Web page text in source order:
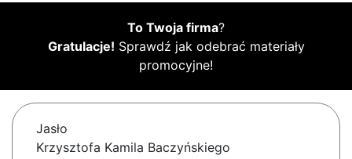
To Twoja firma?
Gratulacje! Sprawdź jak odebrać materiały
promocyjne!
Jasło
Krzysztofa Kamila Baczyńskiego